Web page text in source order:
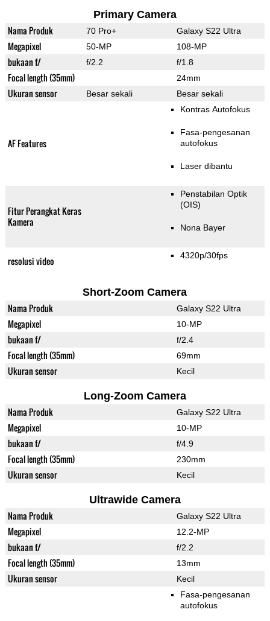
Primary Camera
Nama Produk 70 Pro+ Galaxy S22 Ultra
Megapixel 50-MP 108-MP
bukaan f/ f/2.2 f/1.8
Focal length (35mm) 24mm
Ukuran sensor Besar sekali Besar sekali
AF Features
Kontras Autofokus
Fasa-pengesanan
autofokus
Laser dibantu
Fitur Perangkat Keras
Kamera
Penstabilan Optik
(OIS)
Nona Bayer
resolusi video 4320p/30fps
Short-Zoom Camera
Nama Produk Galaxy S22 Ultra
Megapixel 10-MP
bukaan f/ f/2.4
Focal length (35mm) 69mm
Ukuran sensor Kecil
Long-Zoom Camera
Nama Produk Galaxy S22 Ultra
Megapixel 10-MP
bukaan f/ f/4.9
Focal length (35mm) 230mm
Ukuran sensor Kecil
Ultrawide Camera
Nama Produk Galaxy S22 Ultra
Megapixel 12.2-MP
bukaan f/ f/2.2
Focal length (35mm) 13mm
Ukuran sensor Kecil
Fasa-pengesanan
autofokus